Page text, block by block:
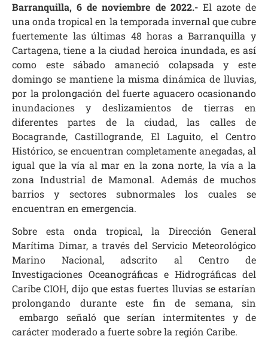
Barranquilla, 6 de noviembre de 2022.- El azote de
una onda tropical en la temporada invernal que cubre
fuertemente las últimas 48 horas a Barranquilla y
Cartagena, tiene a la ciudad heroica inundada, es así
como este sábado amaneció colapsada y este
domingo se mantiene la misma dinámica de lluvias,
por la prolongación del fuerte aguacero ocasionando
inundaciones y deslizamientos de tierras en
diferentes partes de la ciudad, las calles de
Bocagrande, Castillogrande, El Laguito, el Centro
Histórico, se encuentran completamente anegadas, al
igual que la vía al mar en la zona norte, la vía a la
zona Industrial de Mamonal. Además de muchos
barrios y sectores subnormales los cuales se
encuentran en emergencia.
Sobre esta onda tropical, la Dirección General
Marítima Dimar, a través del Servicio Meteorológico
Marino Nacional, adscrito al Centro de
Investigaciones Oceanográficas e Hidrográficas del
Caribe CIOH, dijo que estas fuertes lluvias se estarían
prolongando durante este fin de semana, sin
embargo señaló que serían intermitentes y de
carácter moderado a fuerte sobre la región Caribe.